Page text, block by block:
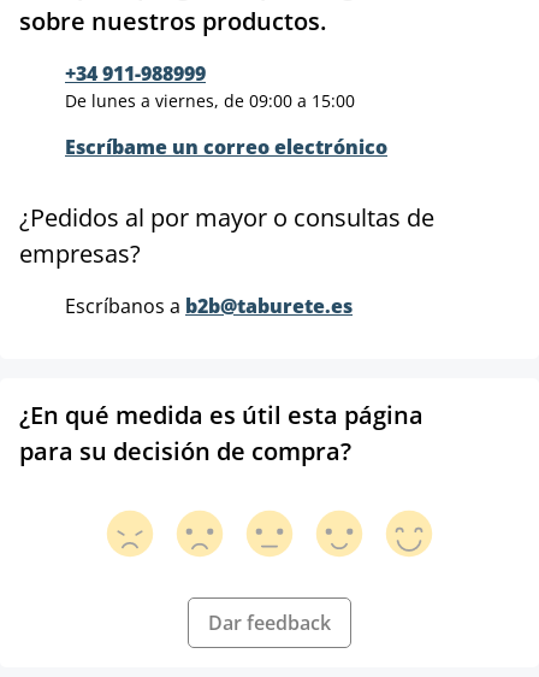
sobre nuestros productos.
+34 911-988999
De lunes a viernes, de 09:00 a 15:00
Escríbame un correo electrónico
¿Pedidos al por mayor o consultas de
empresas?
Escríbanos a b2b@taburete.es
¿En qué medida es útil esta página
para su decisión de compra?
Dar feedback